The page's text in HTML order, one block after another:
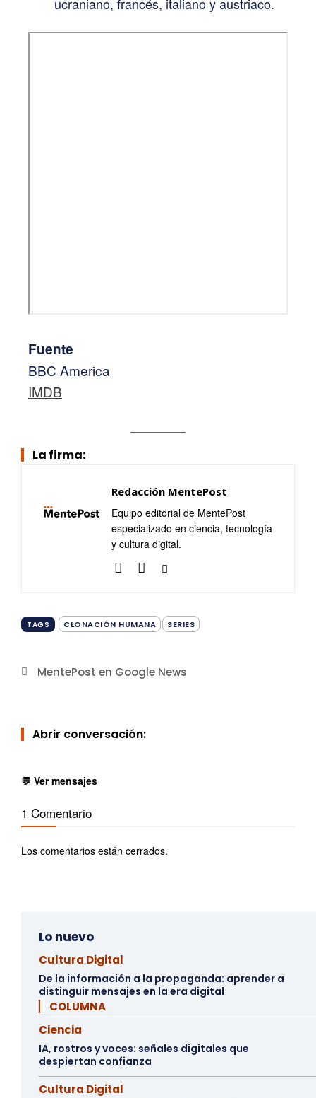
Fuente
BBC America
IMDB
La firma:
Redacción MentePost
Equipo editorial de MentePost
especializado en ciencia, tecnología
y cultura digital.
TAGS CLONACIÓN HUMANA SERIES
MentePost en Google News
Abrir conversación:
💬 Ver mensajes
1 Comentario
Los comentarios están cerrados.
Lo nuevo
Cultura Digital
De la información a la propaganda: aprender a
distinguir mensajes en la era digital
▏ COLUMNA
Ciencia
IA, rostros y voces: señales digitales que
despiertan confianza
Cultura Digital